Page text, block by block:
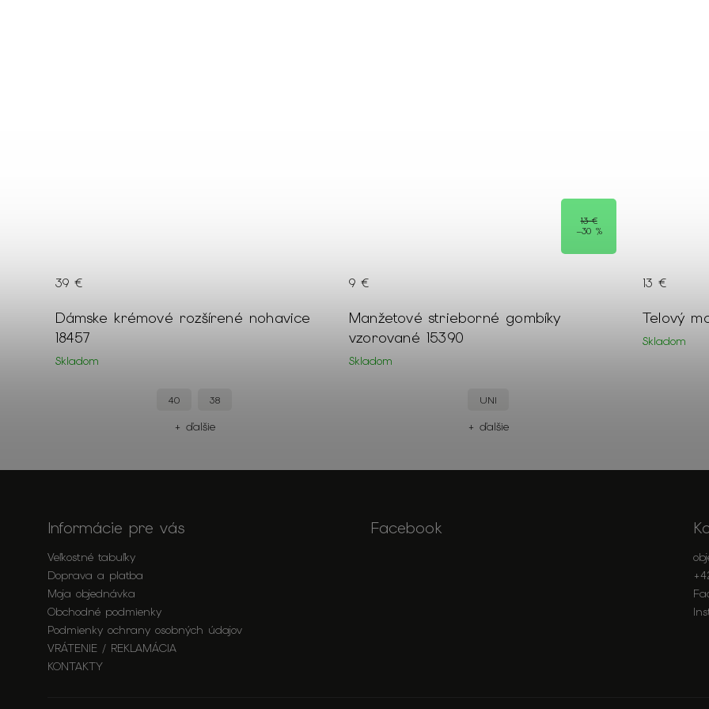
Dámske krémové rozšírené nohavice
18457
Skladom
39 €
40 38
+ ďalšie
13 €
–30 %
Manžetové strieborné gombíky
vzorované 15390
Skladom
9 €
UNI
+ ďalšie
Telový
Skladom
13 €
Informácie pre vás
Veľkostné tabuľky
Doprava a platba
Moja objednávka
Obchodné podmienky
Podmienky ochrany osobných údajov
VRÁTENIE / REKLAMÁCIA
KONTAKTY
Facebook